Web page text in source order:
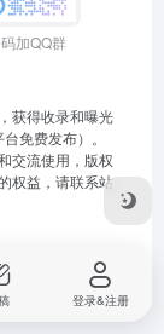
加QQ群
获得收录和曝光
免费发布）。
交流使用，版权
权益，请联系站
登录&注册